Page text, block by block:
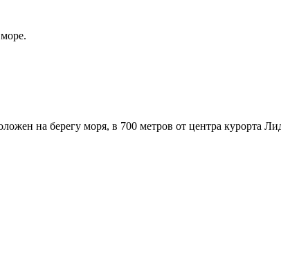
на берегу моря, в 700 метров от центра курорта